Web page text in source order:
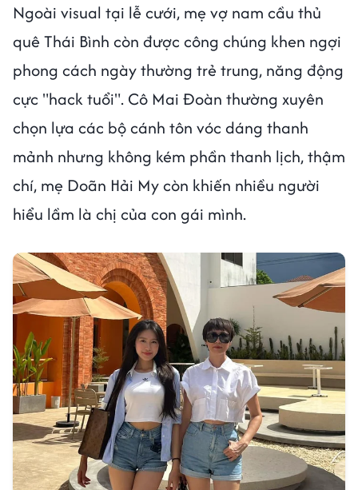
Ngoài visual tại lễ cưới, mẹ vợ nam cầu thủ
quê Thái Bình còn được công chúng khen ngợi
phong cách ngày thường trẻ trung, năng động
cực "hack tuổi". Cô Mai Đoàn thường xuyên
chọn lựa các bộ cánh tôn vóc dáng thanh
mảnh nhưng không kém phần thanh lịch, thậm
chí, mẹ Doãn Hải My còn khiến nhiều người
hiểu lầm là chị của con gái mình.